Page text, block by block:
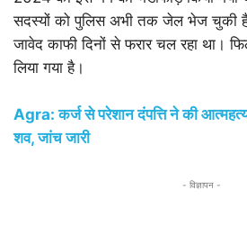
सदस्यों को पुलिस अभी तक जेल भेज चुकी
जावेद काफी दिनों से फरार चल रहा था।
लिया गया है।
Agra: कर्ज से परेशान दंपत्ति ने की
शव, जांच जारी
- विज्ञापन -